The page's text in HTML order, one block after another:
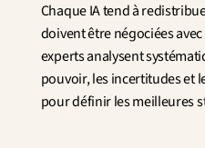
Chaque IA tend à
doivent être négociées
experts analysent
pouvoir, les incertitudes et
pour définir les meilleures